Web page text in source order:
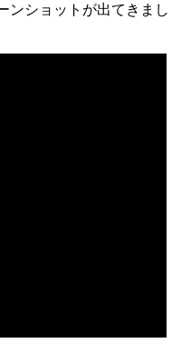
ンショットが出てきまし